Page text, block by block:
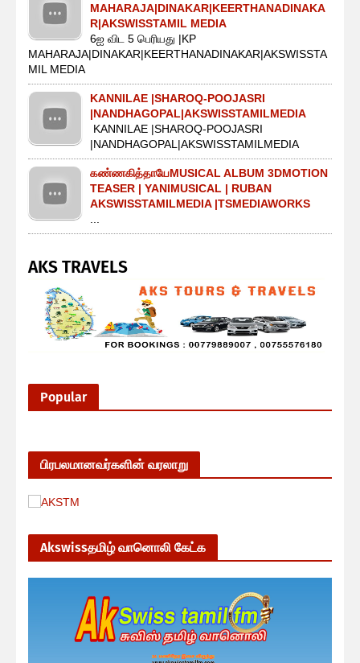
MAHARAJA|DINAKAR|KEERTHANADINAKA
R|AKSWISSTAMIL MEDIA
6ஐ விட 5 பெரியது |KP
MAHARAJA|DINAKAR|KEERTHANADINAKAR|AKSWISSTA
MIL MEDIA
KANNILAE |SHAROQ-POOJASRI
|NANDHAGOPAL|AKSWISSTAMILMEDIA
KANNILAE |SHAROQ-POOJASRI
|NANDHAGOPAL|AKSWISSTAMILMEDIA
கண்ணகித்தாயேMUSICAL ALBUM 3DMOTION
TEASER | YANIMUSICAL | RUBAN
AKSWISSTAMILMEDIA |TSMEDIAWORKS
AKS TRAVELS
Popular
பிரபலமானவர்களின் வரலாறு
Akswissதமிழ் வானொலி கேட்க